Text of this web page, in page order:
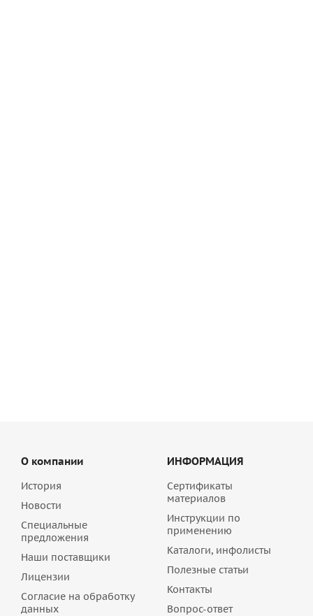
О компании
История
Новости
Специальные
предложения
Наши поставщики
Лицензии
Согласие на обработку
данных
ИНФОРМАЦИЯ
Сертификаты
материалов
Инструкции по
применению
Каталоги, инфолисты
Полезные статьи
Контакты
Вопрос-ответ